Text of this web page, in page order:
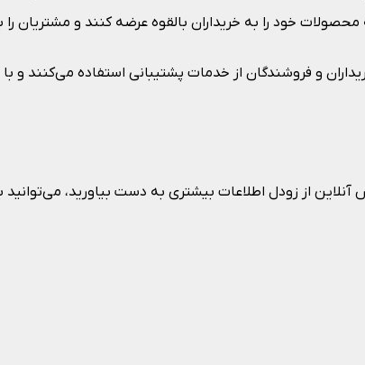
خود را به خریداران بالقوه عرضه کنند و مشتریان
و فروشندگان از خدمات پشتیبانی استفاده می‌کنند و
از زودل اطلاعات بیشتری به دست بیاورید،